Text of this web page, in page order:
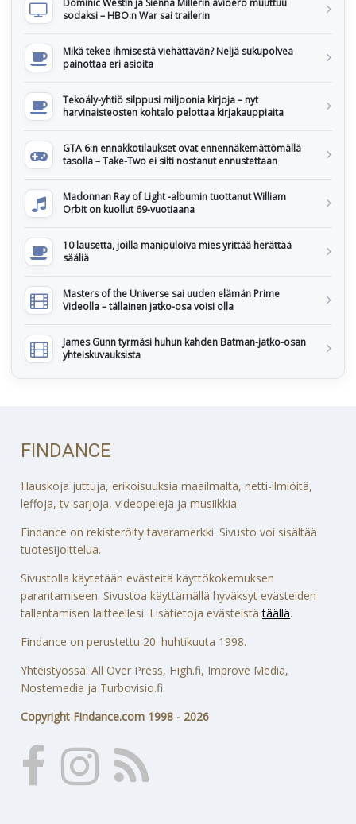
Dominic Westin ja Sienna Millerin avioero muuttuu
sodaksi – HBO:n War sai trailerin
Mikä tekee ihmisestä viehättävän? Neljä sukupolvea
painottaa eri asioita
Tekoäly-yhtiö silppusi miljoonia kirjoja – nyt
harvinaisteosten kohtalo pelottaa kirjakauppiaita
GTA 6:n ennakkotilaukset ovat ennennäkemättömällä
tasolla – Take-Two ei silti nostanut ennustettaan
Madonnan Ray of Light -albumin tuottanut William
Orbit on kuollut 69-vuotiaana
10 lausetta, joilla manipuloiva mies yrittää herättää
sääliä
Masters of the Universe sai uuden elämän Prime
Videolla – tällainen jatko-osa voisi olla
James Gunn tyrmäsi huhun kahden Batman-jatko-osan
yhteiskuvauksista
FINDANCE
Hauskoja juttuja, erikoisuuksia maailmalta, netti-ilmiöitä,
leffoja, tv-sarjoja, videopelejä ja musiikkia.
Findance on rekisteröity tavaramerkki. Sivusto voi sisältää
tuotesijoittelua.
Sivustolla käytetään evästeitä käyttökokemuksen
parantamiseen. Sivustoa käyttämällä hyväksyt evästeiden
tallentamisen laitteellesi. Lisätietoja evästeistätäällä.
Findance on perustettu 20. huhtikuuta 1998.
Yhteistyössä: All Over Press, High.fi, Improve Media,
Nostemedia ja Turbovisio.fi.
Copyright Findance.com 1998 - 2026